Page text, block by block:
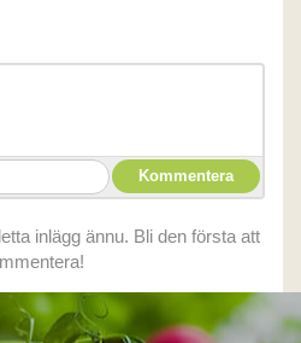
inlägg ännu. Bli den första att